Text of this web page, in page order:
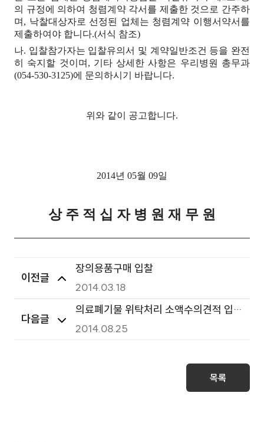
의 규정에 의하여 청렴계약 각서를 제출한 것으로 간주하
며, 낙찰대상자로 선정된 업체는 청렴계약 이행서약서를
제출하여야 합니다.(서식 참조)
나. 입찰참가자는 입찰유의서 및 계약일반조건 등을 완전
히 숙지할 것이며, 기타 상세한 사항은 우리병원 총무과
(054-530-3125)에 문의하시기 바랍니다.
위와 같이 공고합니다.
2014년 05월 09일
상 주 적 십 자 병 원 재 무 원
이전글
장의용품구매 입찰
2014.03.18
다음글
의료폐기물 위탁처리 소액수의견적 입찰
공고
2014.08.25
목록